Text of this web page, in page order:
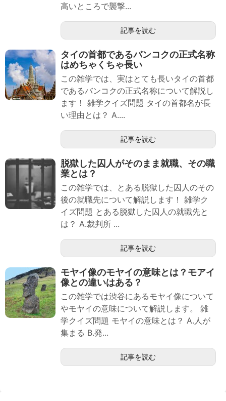
高いところで襲撃...
記事を読む
タイの首都であるバンコクの正式名称
はめちゃくちゃ長い
この雑学では、実はとても長いタイの首都
であるバンコクの正式名称について解説し
ます！ 雑学クイズ問題 タイの首都名が長
い理由とは？ A....
記事を読む
脱獄した囚人がそのまま就職、その職
業とは？
この雑学では、とある脱獄した囚人のその
後の就職先について解説します！ 雑学ク
イズ問題 とある脱獄した囚人の就職先と
は？ A.裁判所 ...
記事を読む
モヤイ像のモヤイの意味とは？モアイ
像との違いはある？
この雑学では渋谷にあるモヤイ像について
やモヤイの意味について解説します。 雑
学クイズ問題 モヤイの意味とは？ A.人が
集まる B.発...
記事を読む